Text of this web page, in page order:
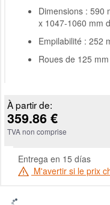
Dimensions : 590
x 1047-1060 mm
Empilabilité : 252
Roues de 125
À partir de:
359.86 €
TVA non comprise
Entrega en 15 días
M'avertir si le prix